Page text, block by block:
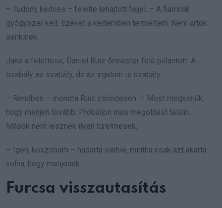
– Tudom, kedves – felelte lehajtott fejjel. – A fiamnak
gyógyszer kell. Ezeket a kertemben termeltem. Nem ártok
senkinek.
Jake a felettese, Daniel Ruiz őrmester felé pillantott. A
szabály az szabály, de az irgalom is szabály.
– Rendben – mondta Ruiz csöndesen. – Most megkérjük,
hogy menjen tovább. Próbáljon más megoldást találni.
Mások nem lesznek ilyen türelmesek.
– Igen, köszönöm – hadarta sietve, mintha csak azt akarta
volna, hogy menjenek.
Furcsa visszautasítás